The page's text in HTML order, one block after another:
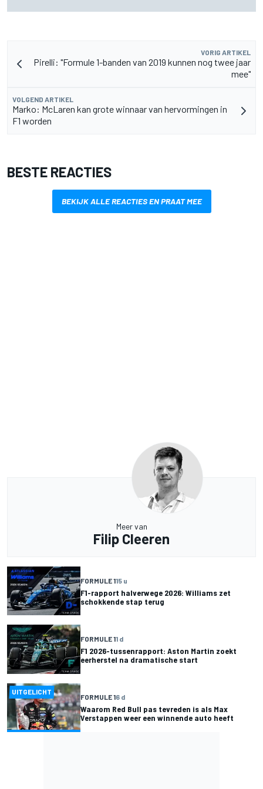
VORIG ARTIKEL
Pirelli: "Formule 1-banden van 2019 kunnen nog twee jaar
mee"
VOLGEND ARTIKEL
Marko: McLaren kan grote winnaar van hervormingen in
F1 worden
BESTE REACTIES
BEKIJK ALLE REACTIES EN PRAAT MEE
Meer van
Filip Cleeren
FORMULE 115 u
F1-rapport halverwege 2026: Williams zet
schokkende stap terug
FORMULE 11 d
F1 2026-tussenrapport: Aston Martin zoekt
eerherstel na dramatische start
UITGELICHT
FORMULE 16 d
Waarom Red Bull pas tevreden is als Max
Verstappen weer een winnende auto heeft